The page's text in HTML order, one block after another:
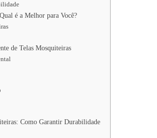
é a Melhor para Você?
de Telas Mosquiteiras
Como Garantir Durabilidade